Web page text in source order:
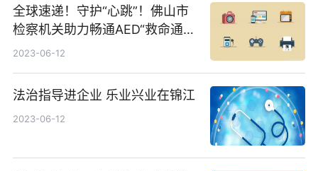
全球速递！守护“心跳”！佛山市
检察机关助力畅通AED“救命通
道”
2023-06-12
法治指导进企业 乐业兴业在锦江
2023-06-12